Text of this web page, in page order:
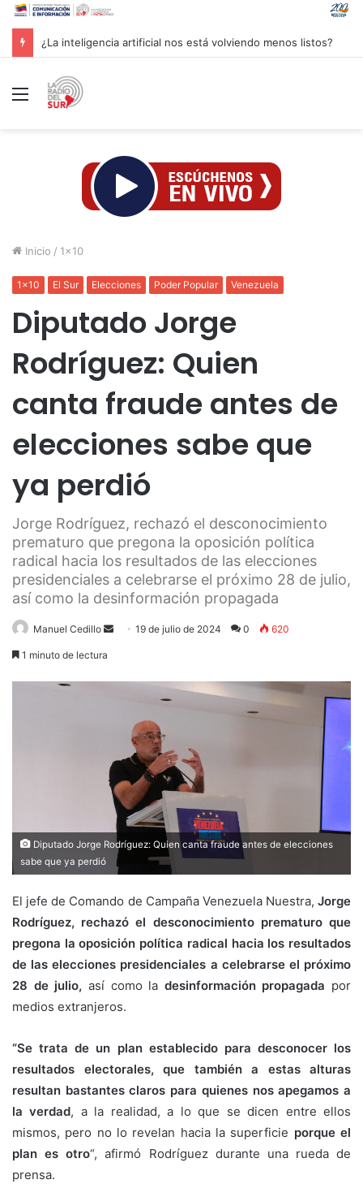
Groenlandia lanza una fuerte advertencia a empresa petrolera vinculada a Trump
Menú
Inicio / 1x10
1x10 El Sur Elecciones Poder Popular Venezuela
Diputado Jorge
Rodríguez: Quien
canta fraude antes de
elecciones sabe que
ya perdió
Jorge Rodríguez, rechazó el desconocimiento
prematuro que pregona la oposición política
radical hacia los resultados de las elecciones
presidenciales a celebrarse el próximo 28 de julio,
así como la desinformación propagada
Manuel Cedillo
Send19 de julio de 2024 0 620
1 minuto de lectura
Diputado Jorge Rodríguez: Quien canta fraude antes de elecciones
sabe que ya perdió
El jefe de Comando de Campaña Venezuela Nuestra, Jorge
Rodríguez, rechazó el desconocimiento prematuro que
pregona la oposición política radical hacia los resultados
de las elecciones presidenciales a celebrarse el próximo
28 de julio, así como la desinformación propagada por
medios extranjeros.
“Se trata de un plan establecido para desconocer los
resultados electorales, que también a estas alturas
resultan bastantes claros para quienes nos apegamos a
la verdad, a la realidad, a lo que se dicen entre ellos
mismos, pero no lo revelan hacia la superficie porque el
plan es otro“, afirmó Rodríguez durante una rueda de
prensa.